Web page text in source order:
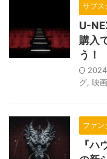
サブス
U-
購入
う！
グ 映
ファン
『